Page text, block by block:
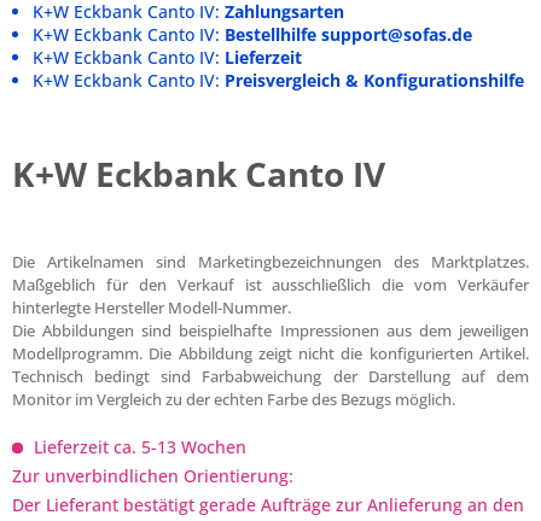
K+W Eckbank Canto IV: Zahlungsarten
K+W Eckbank Canto IV: Bestellhilfe support@sofas.de
K+W Eckbank Canto IV: Lieferzeit
K+W Eckbank Canto IV: Preisvergleich & Konfigurationshilfe
K+W Eckbank Canto IV
Die Artikelnamen sind Marketingbezeichnungen des Marktplatzes.
Maßgeblich für den Verkauf ist ausschließlich die vom Verkäufer
hinterlegte Hersteller Modell-Nummer.
Die Abbildungen sind beispielhafte Impressionen aus dem jeweiligen
Modellprogramm. Die Abbildung zeigt nicht die konfigurierten Artikel.
Technisch bedingt sind Farbabweichung der Darstellung auf dem
Monitor im Vergleich zu der echten Farbe des Bezugs möglich.
Lieferzeit ca. 5-13 Wochen
Zur unverbindlichen Orientierung:
Der Lieferant bestätigt gerade Aufträge zur Anlieferung an den